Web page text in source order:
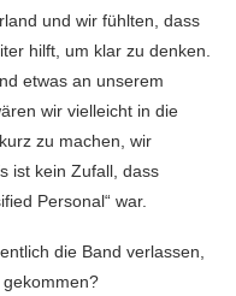
und wir fühlten, dass
hilft, um klar zu denken.
etwas an unserem
wir vielleicht in die
zu machen, wir
ist kein Zufall, dass
Personal“ war.
die Band verlassen,